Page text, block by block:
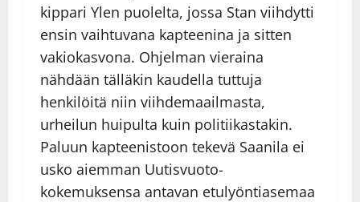
kippari Ylen puolelta, jossa Stan viihdytti
ensin vaihtuvana kapteenina ja sitten
vakiokasvona. Ohjelman vieraina
nähdään tälläkin kaudella tuttuja
henkilöitä niin viihdemaailmasta,
urheilun huipulta kuin politiikastakin.
Paluun kapteenistoon tekevä Saanila ei
usko aiemman Uutisvuoto-
kokemuksensa antavan etulyöntiasemaa